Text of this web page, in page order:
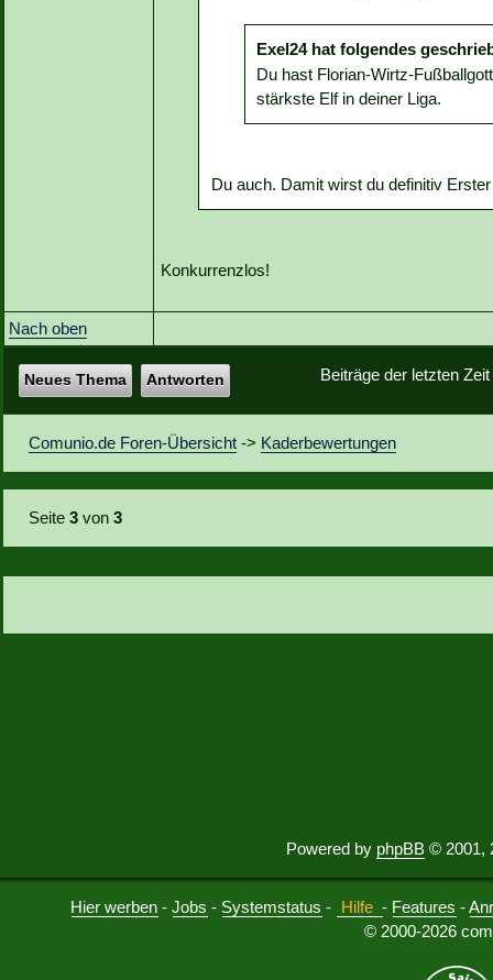
Exel24 hat folgendes
Du hast Florian-Wirtz-
stärkste Elf in deiner Liga.
Du auch. Damit wirst du definitiv
Konkurrenzlos!
Nach oben
Beiträge der letzten
Neues Thema Antworten
Comunio.de Foren-Übersicht -> Kaderbewertungen
Seite3 von3
Powered by phpBB © 2001,
Hier werben -Jobs - Systemstatus - Hilfe - Features -
© 2000-2026